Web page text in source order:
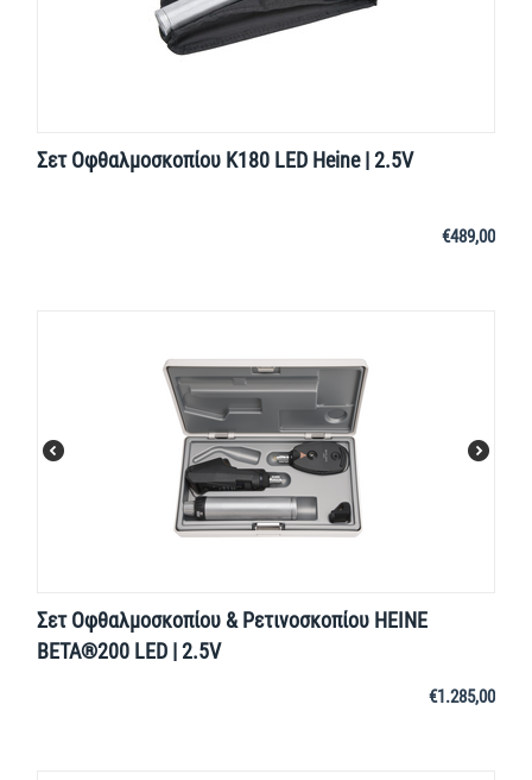
Σετ Οφθαλμοσκοπίου K180 LED Heine | 2.5V
€489,00
Σετ Οφθαλμοσκοπίου & Ρετινοσκοπίου HEINE
BETA®200 LED | 2.5V
€1.285,00